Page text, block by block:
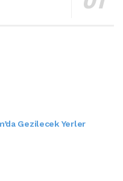
Gezilecek Yerler